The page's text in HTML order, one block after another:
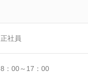
正社員
8：00～17：00